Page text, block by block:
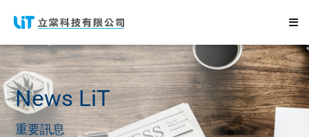
NewsLiT
重要訊息